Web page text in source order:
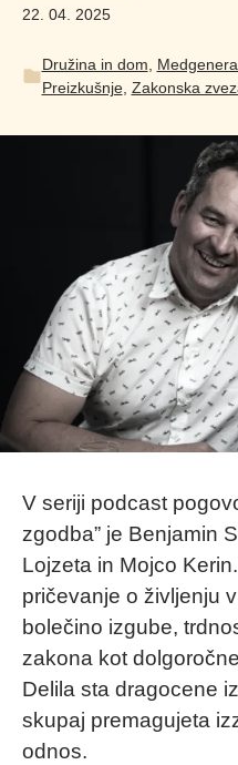
22. 04. 2025
Družina in dom
Preizkušnje, Zakonska
V seriji podcast
zgodba” je Benjamin
Lojzeta in Mojco
pričevanje o življenju
bolečino izgube,
zakona kot
Delila sta dragocene
skupaj premagujeta
odnos.